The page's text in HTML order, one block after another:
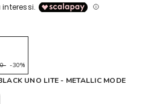
-30%
UNO LITE - METALLIC MODE